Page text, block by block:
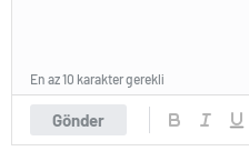
Gönder
En az 10 karakter gerekli